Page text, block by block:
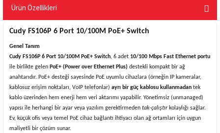
Ürün Özellikleri
Cudy FS106P 6 Port 10/100M PoE+ Switch
Genel Tanım
Cudy FS106P 6 Port 10/100M PoE+ Switch, 6 adet 10/100 Mbps Fast Ethernet portu
ile birlikte gelen PoE+ (Power over Ethernet Plus) destekli kompakt bir ağ
anahtarıdır. PoE+ desteği sayesinde PoE uyumlu cihazlara (örneğin IP kameralar,
kablosuz erişim noktaları, VoIP telefonlar) ayrı bir güç kablosu kullanmadan tek
kablo üzerinden hem enerji hem veri aktarımı yapabilir. Yönetimsiz (unmanaged)
yapısı ile herhangi bir ayar veya yazılım gerektirmeden tak-çalıştırkolaylığı sağlar.
Ev, küçük ofis veya temel PoE cihaz bağlantı ihtiyacı olan ağ ortamları için uygun
maliyetli bir çözüm sunar.